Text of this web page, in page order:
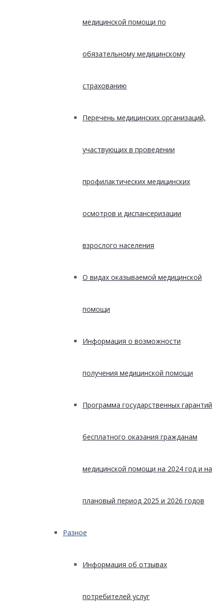
медицинской помощи по
обязательному медицинскому
страхованию
Перечень медицинских организаций,
участвующих в проведении
профилактических медицинских
осмотров и диспансеризации
взрослого населения
О видах оказываемой медицинской
помощи
Информация о возможности
получения медицинской помощи
Программа государственных гарантий
бесплатного оказания гражданам
медицинской помощи на 2024 год и на
плановый период 2025 и 2026 годов
Разное
Информация об отзывах
потребителей услуг